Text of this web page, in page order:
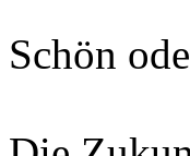
Schön